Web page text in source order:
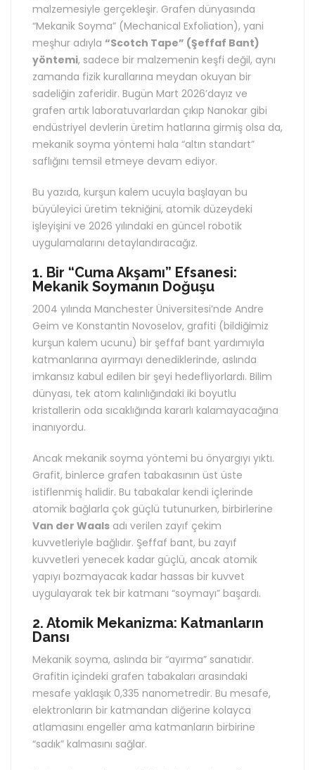
malzemesiyle gerçekleşir. Grafen dünyasında
“Mekanik Soyma” (Mechanical Exfoliation), yani
meşhur adıyla “Scotch Tape” (Şeffaf Bant)
yöntemi, sadece bir malzemenin keşfi değil, aynı
zamanda fizik kurallarına meydan okuyan bir
sadeliğin zaferidir. Bugün Mart 2026’dayız ve
grafen artık laboratuvarlardan çıkıp Nanokar gibi
endüstriyel devlerin üretim hatlarına girmiş olsa da,
mekanik soyma yöntemi hala “altın standart”
saflığını temsil etmeye devam ediyor.
Bu yazıda, kurşun kalem ucuyla başlayan bu
büyüleyici üretim tekniğini, atomik düzeydeki
işleyişini ve 2026 yılındaki en güncel robotik
uygulamalarını detaylandıracağız.
1. Bir “Cuma Akşamı” Efsanesi:
Mekanik Soymanın Doğuşu
2004 yılında Manchester Üniversitesi’nde Andre
Geim ve Konstantin Novoselov, grafiti (bildiğimiz
kurşun kalem ucunu) bir şeffaf bant yardımıyla
katmanlarına ayırmayı denediklerinde, aslında
imkansız kabul edilen bir şeyi hedefliyorlardı. Bilim
dünyası, tek atom kalınlığındaki iki boyutlu
kristallerin oda sıcaklığında kararlı kalamayacağına
inanıyordu.
Ancak mekanik soyma yöntemi bu önyargıyı yıktı.
Grafit, binlerce grafen tabakasının üst üste
istiflenmiş halidir. Bu tabakalar kendi içlerinde
atomik bağlarla çok güçlü tutunurken, birbirlerine
Van der Waals adı verilen zayıf çekim
kuvvetleriyle bağlıdır. Şeffaf bant, bu zayıf
kuvvetleri yenecek kadar güçlü, ancak atomik
yapıyı bozmayacak kadar hassas bir kuvvet
uygulayarak tek bir katmanı “soymayı” başardı.
2. Atomik Mekanizma: Katmanların
Dansı
Mekanik soyma, aslında bir “ayırma” sanatıdır.
Grafitin içindeki grafen tabakaları arasındaki
mesafe yaklaşık 0,335 nanometredir. Bu mesafe,
elektronların bir katmandan diğerine kolayca
atlamasını engeller ama katmanların birbirine
“sadık” kalmasını sağlar.